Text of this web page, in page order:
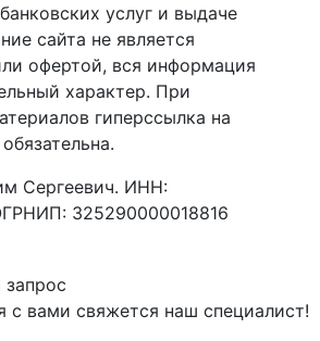
услуг и выдаче
сайта не является
офертой, вся информация
характер. При
гиперссылка на
Сергеевич. ИНН:
325290000018816
вами свяжется наш специалист!